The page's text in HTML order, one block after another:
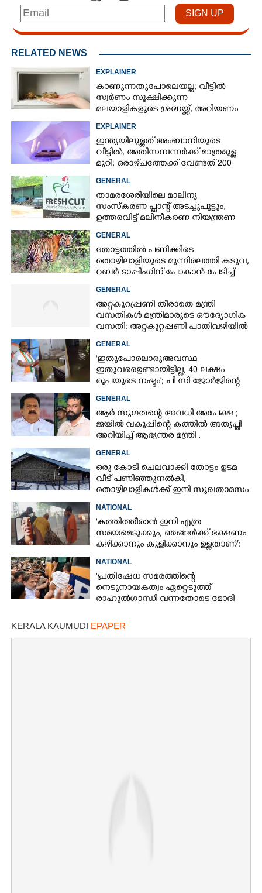
RELATED NEWS
EXPLAINER
കാണുന്നതുപോലെയല്ല; വീട്ടിൽ
സ്വർണം സൂക്ഷിക്കുന്ന
മലയാളികളുടെ ശ്രദ്ധയ്ക്ക്, അറിയണം
EXPLAINER
ഇന്ത്യയിലുള്ളത് അംബാനിയുടെ
വീട്ടിൽ, അതിസമ്പന്നർക്ക് മാത്രമുള്ള
മുറി; ഒരാഴ്‌ചത്തേക്ക് വേണ്ടത് 200
GENERAL
താമരശേരിയിലെ മാലിന്യ
സംസ്കരണ പ്ലാന്റ് അടച്ചുപൂട്ടും,
ഉത്തരവിട്ട് മലിനീകരണ നിയന്ത്രണ
GENERAL
തോട്ടത്തിൽ പണിക്കിടെ
തൊഴിലാളിയുടെ മുന്നിലെത്തി കടുവ,
റബർ ടാപ്പിംഗിന് പോകാൻ പേടിച്ച്
GENERAL
അറ്റകുറ്രപ്പണി തീരാതെ മന്ത്രി
വസതികൾ മന്ത്രിമാരുടെ ഔദ്യോഗിക
വസതി: അറ്റകുറ്റപ്പണി പാതിവഴിയിൽ
GENERAL
'ഇതുപോലൊരു അവസ്ഥ
ഇതുവരെ ഉണ്ടായിട്ടില്ല, 40 ലക്ഷം
രൂപയുടെ നഷ്ടം'; പി സി ജോർജിന്റെ
GENERAL
ആർ സുഗതന്റെ അവധി അപേക്ഷ ;
ജയിൽ വകുപ്പിന്റെ കത്തിൽ അതൃപ്തി
അറിയിച്ച് ആഭ്യന്തര മന്ത്രി ,​
GENERAL
ഒരു കോടി ചെലവാക്കി തോട്ടം ഉടമ
വീട്‌ പണിഞ്ഞുനൽകി,
തൊഴിലാളികൾക്ക് ഇനി സുഖതാമസം
NATIONAL
'കത്തിത്തീരാൻ ഇനി എത്ര
സമയമെടുക്കും, ഞങ്ങൾക്ക് ഭക്ഷണം
കഴിക്കാനും കുളിക്കാനും ഉള്ളതാണ്':
മക്കൾ
NATIONAL
'പ്രതിഷേധ സമരത്തിന്റെ
നെടുനായകത്വം ഏറ്റെടുത്ത്
രാഹുൽഗാന്ധി വന്നതോടെ മോദി
KERALA KAUMUDI EPAPER